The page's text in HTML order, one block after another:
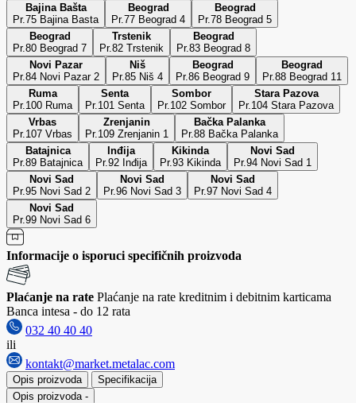
Bajina Bašta
Pr.75 Bajina Basta
Beograd
Pr.77 Beograd 4
Beograd
Pr.78 Beograd 5
Beograd
Pr.80 Beograd 7
Trstenik
Pr.82 Trstenik
Beograd
Pr.83 Beograd 8
Novi Pazar
Pr.84 Novi Pazar 2
Niš
Pr.85 Niš 4
Beograd
Pr.86 Beograd 9
Beograd
Pr.88 Beograd 11
Ruma
Pr.100 Ruma
Senta
Pr.101 Senta
Sombor
Pr.102 Sombor
Stara Pazova
Pr.104 Stara Pazova
Vrbas
Pr.107 Vrbas
Zrenjanin
Pr.109 Zrenjanin 1
Bačka Palanka
Pr.88 Bačka Palanka
Batajnica
Pr.89 Batajnica
Inđija
Pr.92 Inđija
Kikinda
Pr.93 Kikinda
Novi Sad
Pr.94 Novi Sad 1
Novi Sad
Pr.95 Novi Sad 2
Novi Sad
Pr.96 Novi Sad 3
Novi Sad
Pr.97 Novi Sad 4
Novi Sad
Pr.99 Novi Sad 6
Informacije o isporuci specifičnih proizvoda
Plaćanje na rate Plaćanje na rate kreditnim i debitnim karticama
Banca intesa - do 12 rata
032 40 40 40
ili
kontakt@market.metalac.com
Opis proizvoda
Specifikacija
Opis proizvoda -